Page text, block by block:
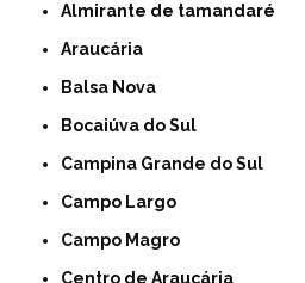
Almirante de tamandaré
Araucária
Balsa Nova
Bocaiúva do Sul
Campina Grande do Sul
Campo Largo
Campo Magro
Centro de Araucária